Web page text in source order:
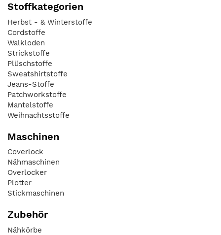
Stoffkategorien
Herbst - & Winterstoffe
Cordstoffe
Walkloden
Strickstoffe
Plüschstoffe
Sweatshirtstoffe
Jeans-Stoffe
Patchworkstoffe
Mantelstoffe
Weihnachtsstoffe
Maschinen
Coverlock
Nähmaschinen
Overlocker
Plotter
Stickmaschinen
Zubehör
Nähkörbe